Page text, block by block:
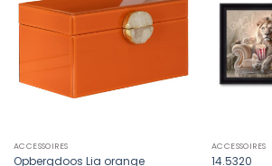
ACCESSOIRES
Opbergdoos Lia orange
ACCESSOIRES
14.5320